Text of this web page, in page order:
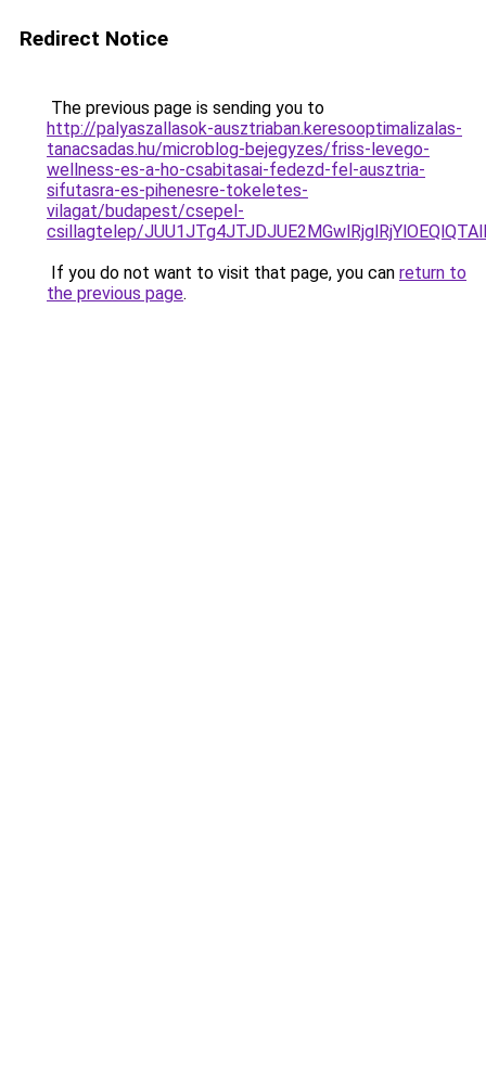
Redirect Notice
The previous page is sending you to
http://palyaszallasok-ausztriaban.keresooptimalizalas-
tanacsadas.hu/microblog-bejegyzes/friss-levego-
wellness-es-a-ho-csabitasai-fedezd-fel-ausztria-
sifutasra-es-pihenesre-tokeletes-
vilagat/budapest/csepel-
csillagtelep/
If you do not want to visit that page, you can return to
the previous page.